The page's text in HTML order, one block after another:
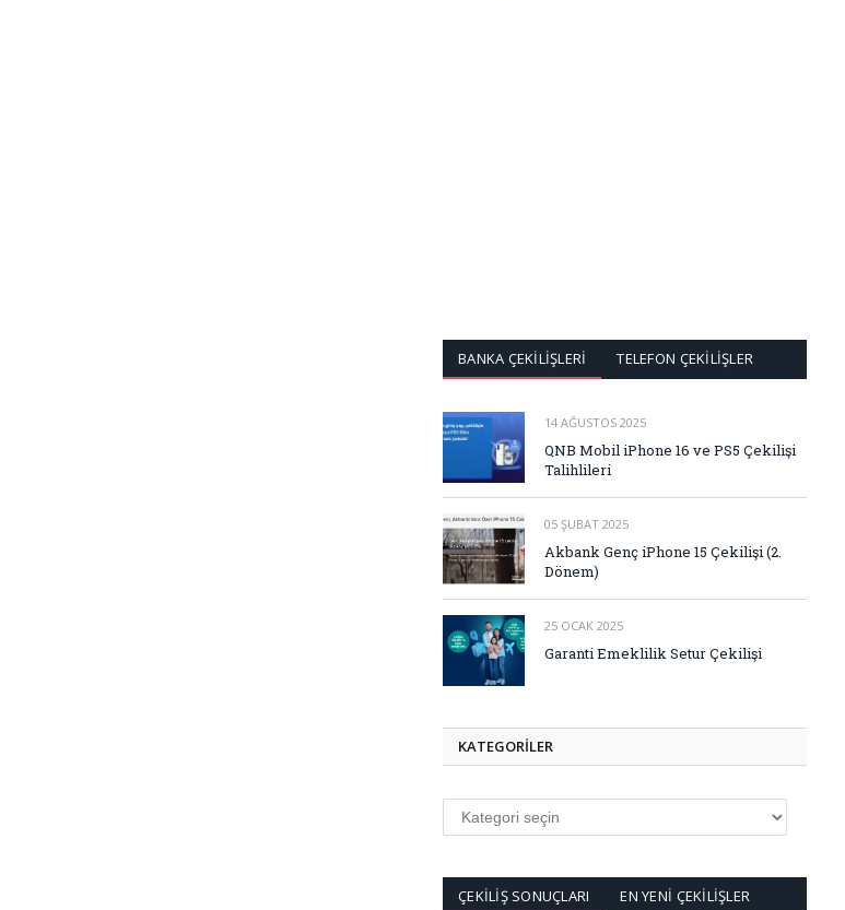
BANKA ÇEKİLİŞLERİ TELEFON ÇEKİLİŞLER
14 AĞUSTOS 2025
QNB Mobil iPhone 16 ve PS5 Çekilişi
Talihlileri
05 ŞUBAT 2025
Akbank Genç iPhone 15 Çekilişi (2.
Dönem)
25 OCAK 2025
Garanti Emeklilik Setur Çekilişi
KATEGORİLER
KATEGORİLER
ÇEKİLİŞ SONUÇLARI EN YENİ ÇEKİLİŞLER